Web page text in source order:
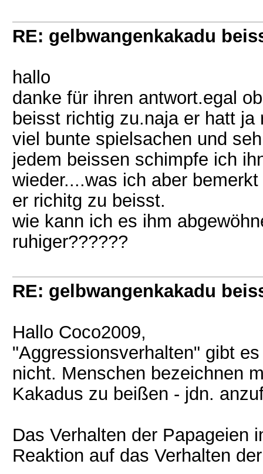
RE: gelbwangenkakadu
hallo
danke für ihren antwort.egal
beisst richtig zu.naja er hatt
viel bunte spielsachen und
jedem beissen schimpfe ich
wieder....was ich aber
er richitg zu beisst.
wie kann ich es ihm
ruhiger??????
RE: gelbwangenkakadu
Hallo Coco2009,
"Aggressionsverhalten" gibt
nicht. Menschen bezeichnen
Kakadus zu beißen - jdn.
Das Verhalten der Papageien
Reaktion auf das Verhalten